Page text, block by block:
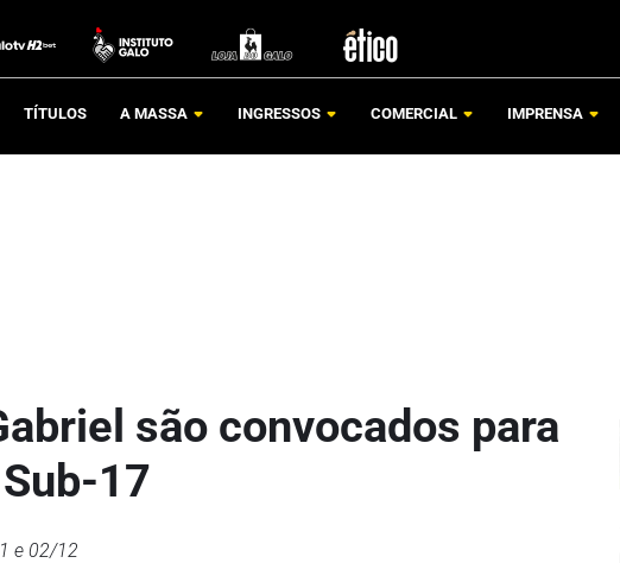
TÍTULOS A MASSA INGRESSOS COMERCIAL IMPRENSA
são convocados para
17
e 02/12